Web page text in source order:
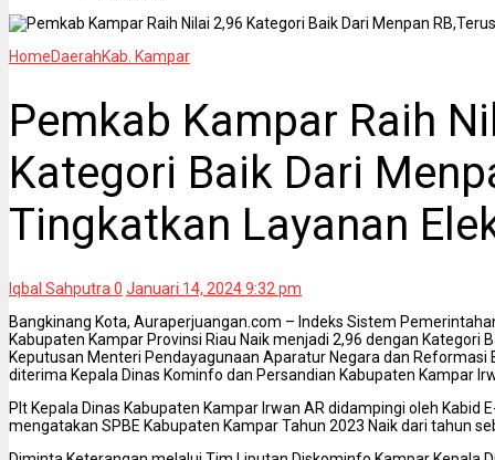
HomeDaerahKab. Kampar
Pemkab Kampar Raih
Kategori Baik Dari
Tingkatkan Layanan
Iqbal Sahputra0 Januari 14, 2024 9:32 pm
Bangkinang Kota, Auraperjuangan.com – Indeks Sistem
Kabupaten Kampar Provinsi Riau Naik menjadi 2,96 dengan Kategori
Keputusan Menteri Pendayagunaan Aparatur Negara dan
diterima Kepala Dinas Kominfo dan Persandian Kabupaten Kampar
Plt Kepala Dinas Kabupaten Kampar Irwan AR didampingi oleh Kabid
mengatakan SPBE Kabupaten Kampar Tahun 2023 Naik dari tahun